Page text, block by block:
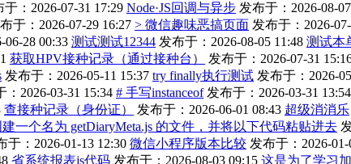
于：2026-07-31 17:29 Node·JS回调与异步 发布于：2026-08-
于：2026-07-29 16:27 > 微信趣味恶搞页面 发布于：2026-
06-28 00:33 测试测试12344 发布于：2026-08-05 11:48 测试本
获取HPV接种记录（通过接种台） 发布于：2026-07-31
发布于：2026-05-11 15:37 try finally执行测试 发布于：2026-
：2026-03-31 15:34 # 手写instanceof 发布于：2026-03-31 13:54
查接种记录（身份证） 发布于：2026-06-01 08:43 超级消消乐
一个名为 getDiaryMeta.js 的文件，并将以下代码粘贴进去
于：2026-01-13 12:30 微信小程序版本比较 发布于：2026-01-
省系统报表js代码 发布于：2026-08-03 09:15 这是为了学习加